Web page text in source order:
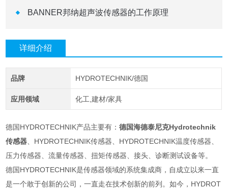
BANNER邦纳超声波传感器的工作原理
详细介绍
品牌 HYDROTECHNIK/德国
应用领域 化工,建材/家具
德国HYDROTECHNIK产品主要有：德国海德泰尼克Hydrotechnik
传感器 、HYDROTECHNIK传感器、HYDROTECHNIK温度传感器、
压力传感器、流量传感器、扭矩传感器、接头、诊断测试设备等。
德国HYDROTECHNIK是传感器领域的系统集成商，自成立以来一直
是一个敢于创新的公司，一直走在技术创新的前列。如今，HYDROT